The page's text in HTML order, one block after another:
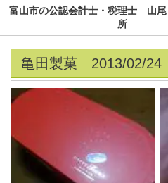
富山市の公認会計士・税理士 山尾
所
亀田製菓 2013/02/24